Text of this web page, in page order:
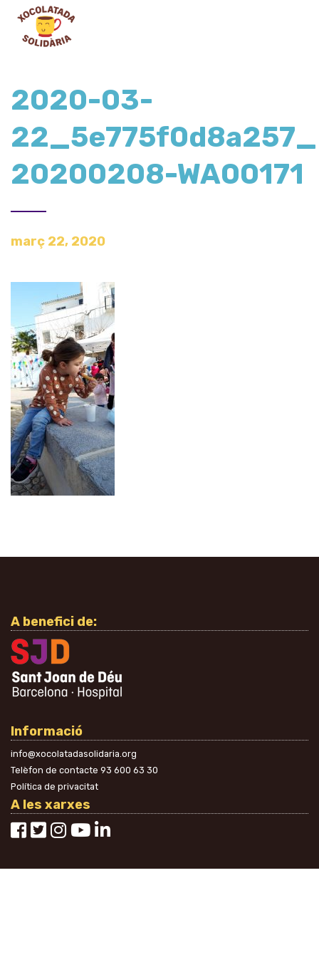
2020-03-
20200208-WA00171
març 22, 2020
A benefici de:
Informació
info@xocolatadasolidaria.org
Telèfon de contacte 93 600 63 30
Política de privacitat
A les xarxes